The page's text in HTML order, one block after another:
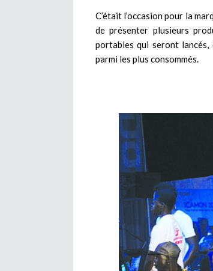
C’était l’occasion pour la
de présenter plusieurs
portables qui seront lancés,
parmi les plus consommés.